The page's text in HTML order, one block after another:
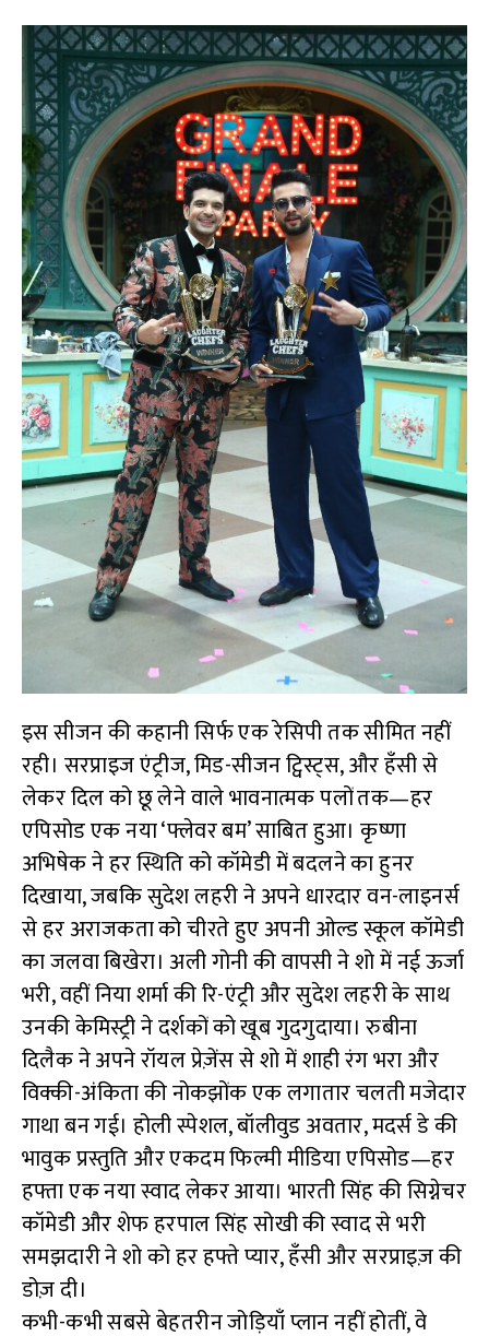
इस सीजन की कहानी सिर्फ एक रेसिपी तक सीमित नहीं
रही। सरप्राइज एंट्रीज, मिड-सीजन ट्विस्ट्स, और हँसी से
लेकर दिल को छू लेने वाले भावनात्मक पलों तक—हर
एपिसोड एक नया ‘फ्लेवर बम’ साबित हुआ। कृष्णा
अभिषेक ने हर स्थिति को कॉमेडी में बदलने का हुनर
दिखाया, जबकि सुदेश लहरी ने अपने धारदार वन-लाइनर्स
से हर अराजकता को चीरते हुए अपनी ओल्ड स्कूल कॉमेडी
का जलवा बिखेरा। अली गोनी की वापसी ने शो में नई ऊर्जा
भरी, वहीं निया शर्मा की रि-एंट्री और सुदेश लहरी के साथ
उनकी केमिस्ट्री ने दर्शकों को खूब गुदगुदाया। रुबीना
दिलैक ने अपने रॉयल प्रेज़ेंस से शो में शाही रंग भरा और
विक्की-अंकिता की नोकझोंक एक लगातार चलती मजेदार
गाथा बन गई। होली स्पेशल, बॉलीवुड अवतार, मदर्स डे की
भावुक प्रस्तुति और एकदम फिल्मी मीडिया एपिसोड—हर
हफ्ता एक नया स्वाद लेकर आया। भारती सिंह की सिग्नेचर
कॉमेडी और शेफ हरपाल सिंह सोखी की स्वाद से भरी
समझदारी ने शो को हर हफ्ते प्यार, हँसी और सरप्राइज़ की
डोज़ दी।
कभी-कभी सबसे बेहतरीन जोड़ियाँ प्लान नहीं होतीं, वे